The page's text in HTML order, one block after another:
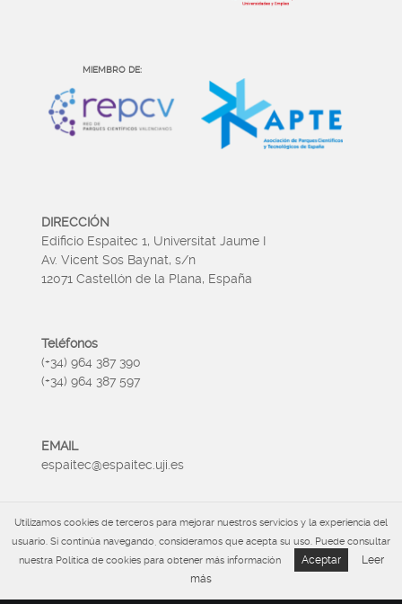
MIEMBRO DE:
DIRECCIÓN
Edificio Espaitec 1, Universitat Jaume I
Av. Vicent Sos Baynat, s/n
12071 Castellón de la Plana, España
Teléfonos
(+34) 964 387 390
(+34) 964 387 597
EMAIL
espaitec@espaitec.uji.es
HORARIO
Lunes a Viernes 09:00 – 15.00
Utilizamos cookies de terceros para mejorar nuestros servicios y la experiencia del
usuario. Si continúa navegando, consideramos que acepta su uso. Puede consultar
nuestra Política de cookies para obtener más información
Aceptar
Leer
más